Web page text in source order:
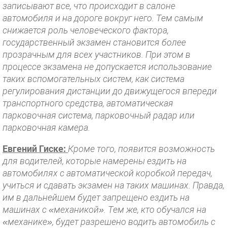
записывают все, что происходит в салоне
автомобиля и на дороге вокруг него. Тем самым
снижается роль человеческого фактора,
государственный экзамен становится более
прозрачным для всех участников. При этом в
процессе экзамена не допускается использование
таких вспомогательных систем, как система
регулирования дистанции до движущегося впереди
транспортного средства, автоматическая
парковочная система, парковочный радар или
парковочная камера.
Евгений Гиске: Кроме того, появится возможность
для водителей, которые намерены ездить на
автомобилях с автоматической коробкой передач,
учиться и сдавать экзамен на таких машинах. Правда,
им в дальнейшем будет запрещено ездить на
машинах с «механикой». Тем же, кто обучался на
«механике», будет разрешено водить автомобиль с